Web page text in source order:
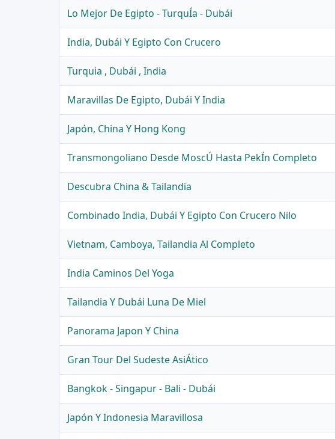
Lo Mejor De Egipto - TurquÍa - Dubái
India, Dubái Y Egipto Con Crucero
Turquia , Dubái , India
Maravillas De Egipto, Dubái Y India
Japón, China Y Hong Kong
Transmongoliano Desde MoscÚ Hasta PekÍn Completo
Descubra China & Tailandia
Combinado India, Dubái Y Egipto Con Crucero Nilo
Vietnam, Camboya, Tailandia Al Completo
India Caminos Del Yoga
Tailandia Y Dubái Luna De Miel
Panorama Japon Y China
Gran Tour Del Sudeste AsiÁtico
Bangkok - Singapur - Bali - Dubái
Japón Y Indonesia Maravillosa